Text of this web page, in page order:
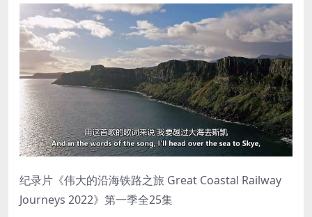
纪录片《伟大的沿海铁路之旅 Great Coastal Railway
Journeys 2022》第一季全25集